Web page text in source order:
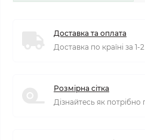
Доставка та оплата
Доставка по країні за 1-2
Розмірна сітка
Дізнайтесь як